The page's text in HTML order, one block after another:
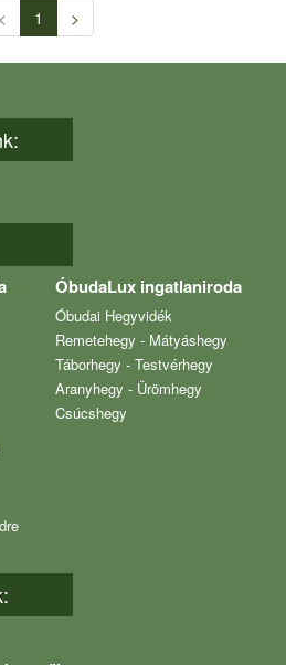
< 1 >
ÓbudaLux ingatlaniroda
Óbudai Hegyvidék
Remetehegy - Mátyáshegy
Táborhegy - Testvérhegy
Aranyhegy - Ürömhegy
Csúcshegy